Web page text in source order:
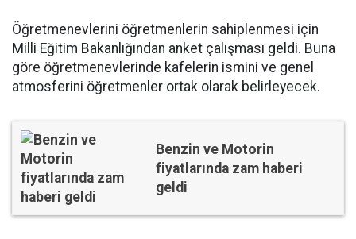
Öğretmenevlerini öğretmenlerin sahiplenmesi için
Milli Eğitim Bakanlığından anket çalışması geldi. Buna
göre öğretmenevlerinde kafelerin ismini ve genel
atmosferini öğretmenler ortak olarak belirleyecek.
Benzin ve Motorin
fiyatlarında zam haberi
geldi